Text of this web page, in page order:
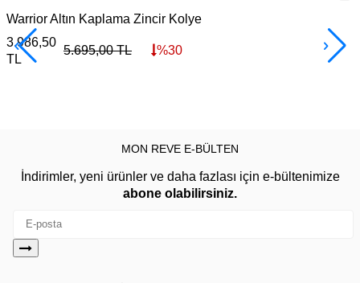
Warrior Altın Kaplama Zincir Kolye
3.986,50
TL
5.695,00TL %30
MON REVE E-BÜLTEN
İndirimler, yeni ürünler ve daha fazlası için e-bültenimize
abone olabilirsiniz.